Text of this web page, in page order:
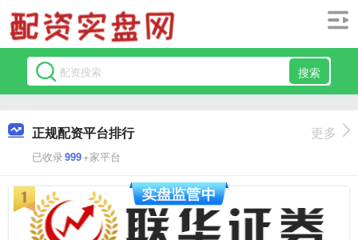
搜索
正规配资平台排行
已收录999+家平台
更多